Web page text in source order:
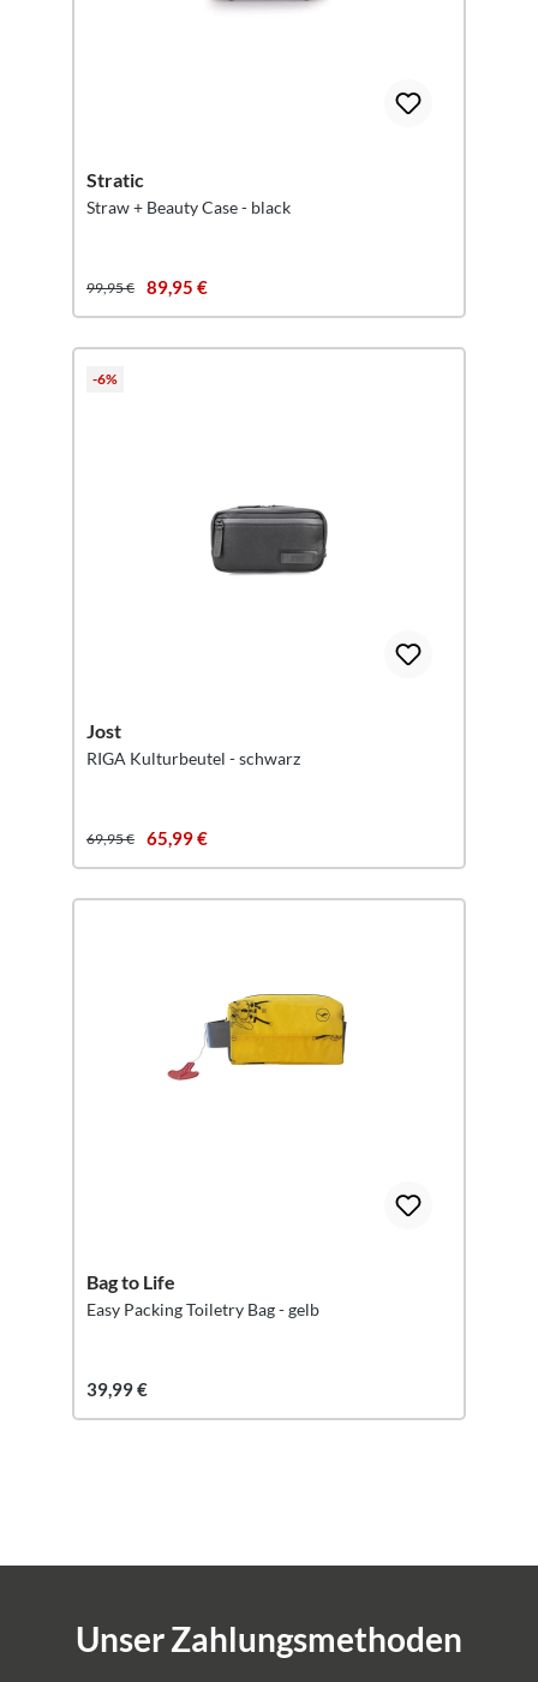
Stratic
Straw + Beauty Case - black
99,95 € 89,95 €
-6%
Jost
RIGA Kulturbeutel - schwarz
69,95 € 65,99 €
Bag to Life
Easy Packing Toiletry Bag - gelb
39,99 €
Unser Zahlungsmethoden